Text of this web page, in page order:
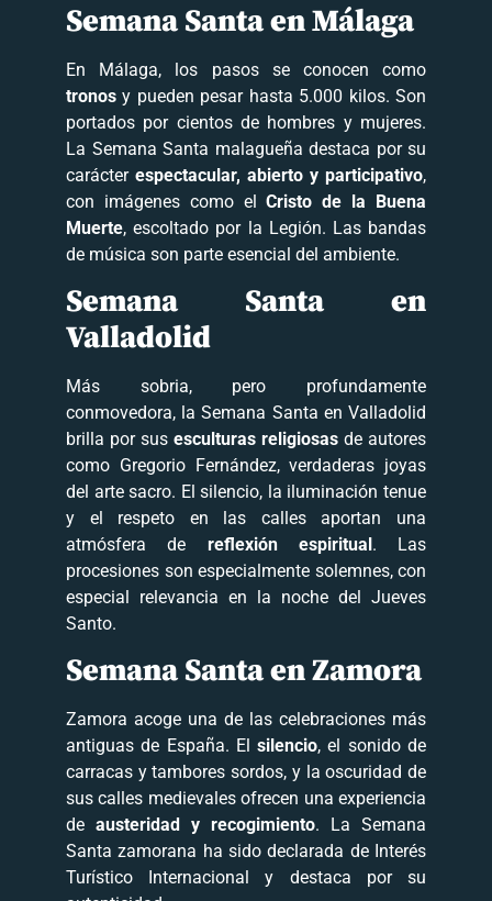
Semana Santa en Málaga
En Málaga, los pasos se conocen como
tronos y pueden pesar hasta 5.000 kilos. Son
portados por cientos de hombres y mujeres.
La Semana Santa malagueña destaca por su
carácter espectacular, abierto y participativo,
con imágenes como elCristo de la Buena
Muerte, escoltado por la Legión. Las bandas
de música son parte esencial del ambiente.
Semana Santa en
Valladolid
Más sobria, pero profundamente
conmovedora, la Semana Santa en Valladolid
brilla por sus esculturas religiosas de autores
como Gregorio Fernández, verdaderas joyas
del arte sacro. El silencio, la iluminación tenue
y el respeto en las calles aportan una
atmósfera de reflexión espiritual. Las
procesiones son especialmente solemnes, con
especial relevancia en la noche del Jueves
Santo.
Semana Santa en Zamora
Zamora acoge una de las celebraciones más
antiguas de España. Elsilencio, el sonido de
carracas y tambores sordos, y la oscuridad de
sus calles medievales ofrecen una experiencia
de austeridad y recogimiento. La Semana
Santa zamorana ha sido declarada de Interés
Turístico Internacional y destaca por su